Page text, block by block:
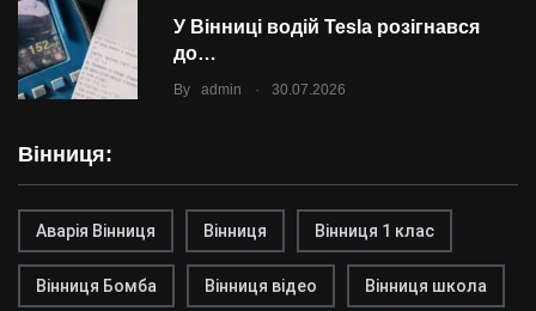
У Вінниці водій Tesla розігнався
до…
By admin 30.07.2026
Вінниця:
Аварія Вінниця Вінниця Вінниця 1 клас
Вінниця Бомба Вінниця відео Вінниця школа